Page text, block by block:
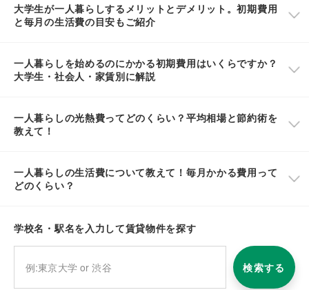
大学生が一人暮らしするメリットとデメリット。初期費用
と毎月の生活費の目安もご紹介
一人暮らしを始めるのにかかる初期費用はいくらですか？
大学生・社会人・家賃別に解説
一人暮らしの光熱費ってどのくらい？平均相場と節約術を
教えて！
一人暮らしの生活費について教えて！毎月かかる費用って
どのくらい？
学校名・駅名を入力して賃貸物件を探す
検索する